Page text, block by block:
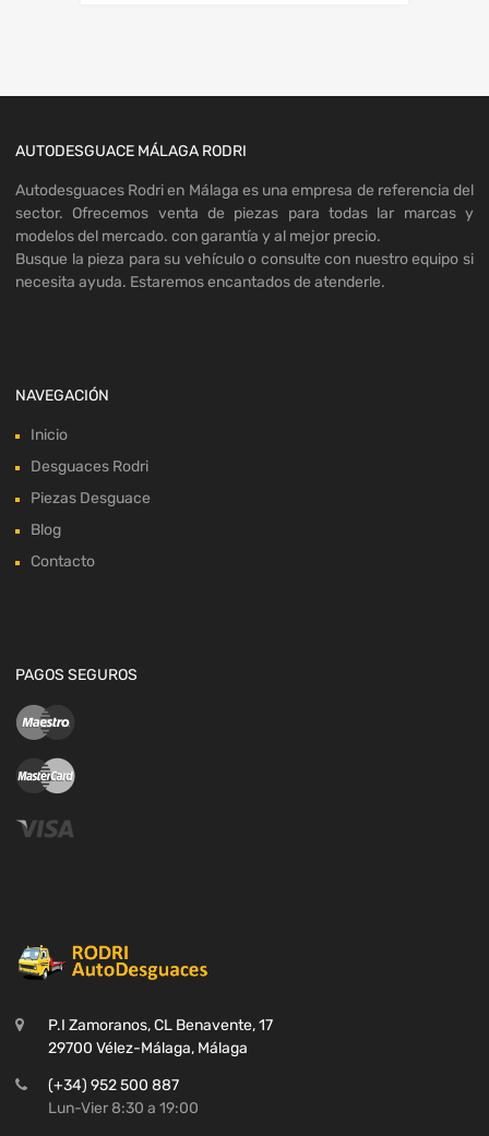
AUTODESGUACE MÁLAGA RODRI
Autodesguaces Rodri en Málaga es una empresa de referencia del
sector. Ofrecemos venta de piezas para todas lar marcas y
modelos del mercado. con garantía y al mejor precio.
Busque la pieza para su vehículo o consulte con nuestro equipo si
necesita ayuda. Estaremos encantados de atenderle.
NAVEGACIÓN
Inicio
Desguaces Rodri
Piezas Desguace
Blog
Contacto
PAGOS SEGUROS
P.I Zamoranos, CL Benavente, 17
29700 Vélez-Málaga, Málaga
(+34) 952 500 887
Lun-Vier 8:30 a 19:00